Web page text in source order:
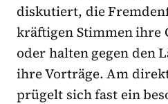
diskutiert, die
kräftigen Stimmen ihre
oder halten gegen den
ihre Vorträge. Am
prügelt sich fast ein